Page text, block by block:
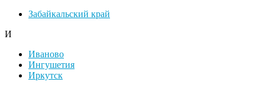
Забайкальский край
И
Иваново
Ингушетия
Иркутск